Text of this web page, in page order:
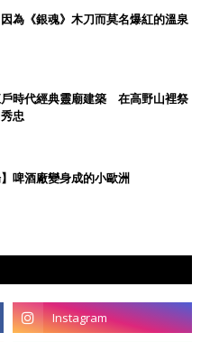
因為《銀魂》木刀而莫名爆紅的溫泉
戶時代經典靈廟建築 在高野山裡祭
忠
】啤酒廠變身成的小歐洲